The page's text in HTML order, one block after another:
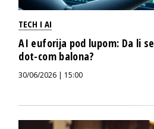
TECH I AI
AI euforija pod lupom: Da li
dot-com balona?
30/06/2026 | 15:00